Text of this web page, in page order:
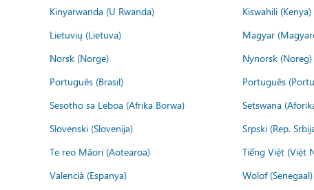
Kinyarwanda (U Rwanda)
Kiswahili (Kenya)
Lietuvių (Lietuva)
Magyar
Norsk (Norge)
Nynorsk (Noreg)
Português (Brasil)
Português
Sesotho sa Leboa (Afrika Borwa)
Setswana
Slovenski (Slovenija)
Srpski (Rep.
Te reo Māori (Aotearoa)
Tiếng Việt (Việt
Valencià (Espanya)
Wolof (Senegaal)